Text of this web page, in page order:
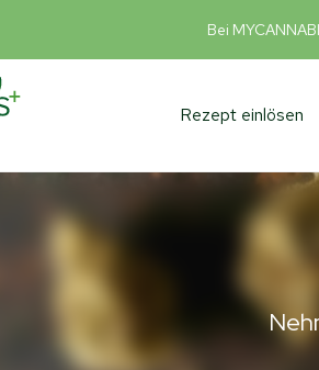
Bei
Rezept einlösen